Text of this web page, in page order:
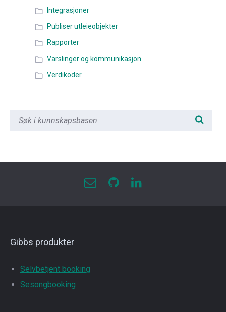
Integrasjoner
Publiser utleieobjekter
Rapporter
Varslinger og kommunikasjon
Verdikoder
Gibbs produkter
Selvbetjent booking
Sesongbooking